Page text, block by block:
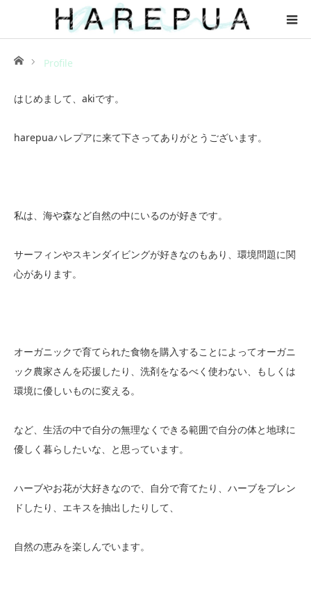
ホームProfile
はじめまして、akiです。
harepuaハレプアに来て下さってありがとうございます。
私は、海や森など自然の中にいるのが好きです。
サーフィンやスキンダイビングが好きなのもあり、環境問題に関
心があります。
オーガニックで育てられた食物を購入することによってオーガニ
ック農家さんを応援したり、洗剤をなるべく使わない、もしくは
環境に優しいものに変える。
など、生活の中で自分の無理なくできる範囲で自分の体と地球に
優しく暮らしたいな、と思っています。
ハーブやお花が大好きなので、自分で育てたり、ハーブをブレン
ドしたり、エキスを抽出したりして、
自然の恵みを楽しんでいます。